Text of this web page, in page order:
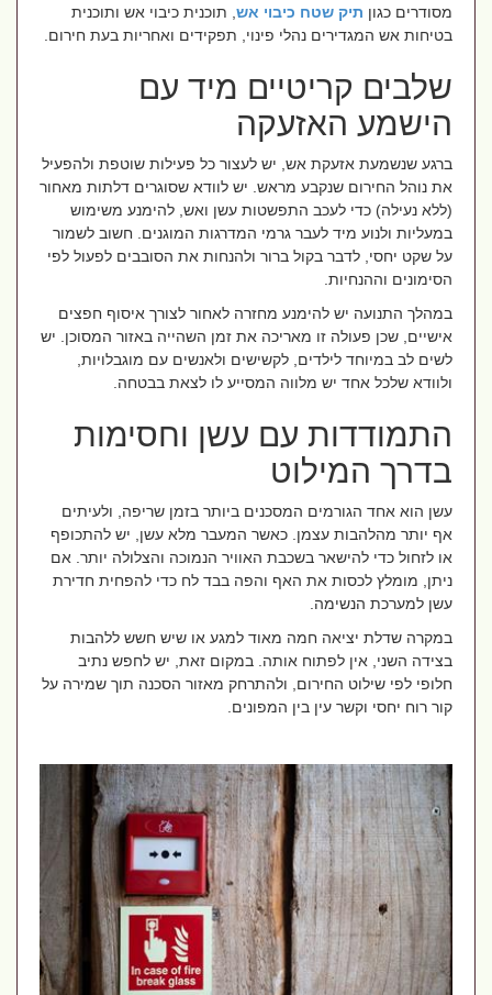
מסודרים כגוןתיק שטח כיבוי אש, תוכנית כיבוי אש ותוכנית
בטיחות אש המגדירים נהלי פינוי, תפקידים ואחריות בעת חירום.
שלבים קריטיים מיד עם
הישמע האזעקה
ברגע שנשמעת אזעקת אש, יש לעצור כל פעילות שוטפת ולהפעיל
את נוהל החירום שנקבע מראש. יש לוודא שסוגרים דלתות מאחור
(ללא נעילה) כדי לעכב התפשטות עשן ואש, להימנע משימוש
במעליות ולנוע מיד לעבר גרמי המדרגות המוגנים. חשוב לשמור
על שקט יחסי, לדבר בקול ברור ולהנחות את הסובבים לפעול לפי
הסימונים וההנחיות.
במהלך התנועה יש להימנע מחזרה לאחור לצורך איסוף חפצים
אישיים, שכן פעולה זו מאריכה את זמן השהייה באזור המסוכן. יש
לשים לב במיוחד לילדים, לקשישים ולאנשים עם מוגבלויות,
ולוודא שלכל אחד יש מלווה המסייע לו לצאת בבטחה.
התמודדות עם עשן וחסימות
בדרך המילוט
עשן הוא אחד הגורמים המסכנים ביותר בזמן שריפה, ולעיתים
אף יותר מהלהבות עצמן. כאשר המעבר מלא עשן, יש להתכופף
או לזחול כדי להישאר בשכבת האוויר הנמוכה והצלולה יותר. אם
ניתן, מומלץ לכסות את האף והפה בבד לח כדי להפחית חדירת
עשן למערכת הנשימה.
במקרה שדלת יציאה חמה מאוד למגע או שיש חשש ללהבות
בצידה השני, אין לפתוח אותה. במקום זאת, יש לחפש נתיב
חלופי לפי שילוט החירום, ולהתרחק מאזור הסכנה תוך שמירה על
קור רוח יחסי וקשר עין בין המפונים.